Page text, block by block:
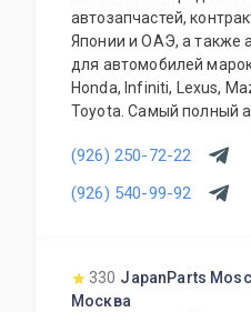
автозапчастей,
Японии и ОАЭ, а также
для автомобилей
Honda, Infiniti, Lexus,
Toyota. Самый полный
прочего.
на всю продукцию.
система скидок для
(926) 250-72-22
(926) 540-99-92
330 JapanParts
Москва